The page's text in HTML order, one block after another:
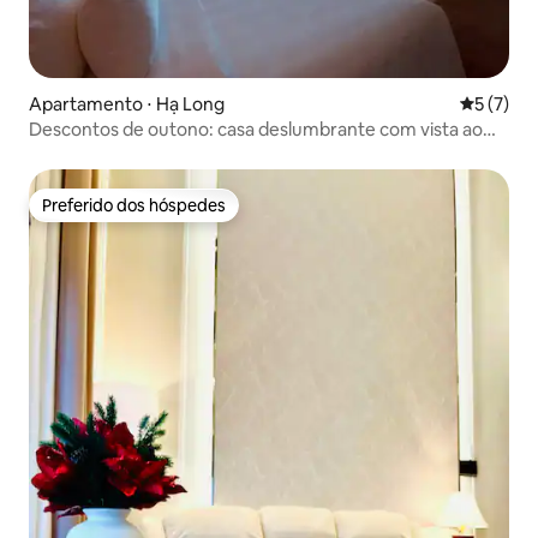
Apartamento ⋅ Hạ Long 5 de
5 (7)
Descontos de outono: casa deslumbrante com vista ao
Preferido dos hóspedes
Preferido dos hóspedes